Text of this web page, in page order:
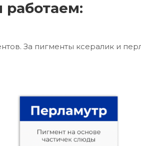
За пигменты ксералик и